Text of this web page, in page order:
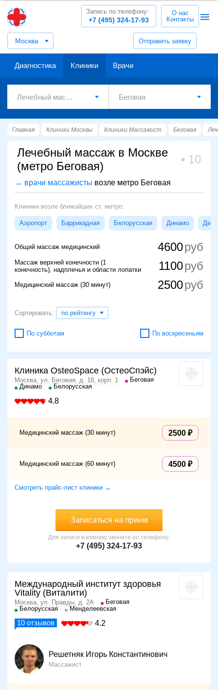
Москва Отправить заявку
+7 (495) 324-17-93
Запись по телефону:
О нас
Контакты
Диагностика Клиники Врачи
Главная Клиники Москвы Клиники Массажист Беговая
Лечебный массаж в Москве
(метро Беговая)
10
→ врачи массажисты возле метро Беговая
Клиники возле ближайших ст. метро:
Аэропорт Баррикадная Белорусская Динамо
Общий массаж медицинский 4600
Массаж верхней конечности (1
конечность), надплечья и области лопатки
1100
Медицинский массаж (30 минут) 2500
Сортировать: по рейтингу
По субботам По воскресеньям
Клиника OsteoSpace (ОстеоСпэйс)
Москва, ул. Беговая, д. 18, корп. 1
Беговая
Динамо
Белорусская
4.8
Медицинский массаж (30 минут) 2500
Медицинский массаж (60 минут) 4500
Смотреть прайс-лист клиники →
Записаться на прием
Для записи в клинику звоните по телефону:
+7 (495) 324-17-93
Международный институт здоровья
Vitality (Виталити)
Москва, ул. Правды, д. 2А
Беговая
Белорусская
Менделеевская
10 отзывов 4.2
Решетняк Игорь Константинович
Массажист